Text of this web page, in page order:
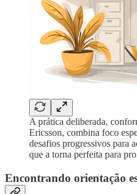
A prática deliberada,
Ericsson, combina foco
desafios progressivos para
que a torna perfeita para
Encontrando orientação